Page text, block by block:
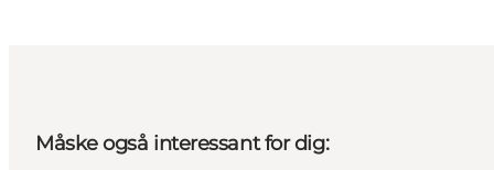
Måske også interessant for dig: